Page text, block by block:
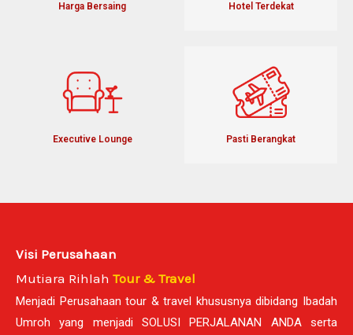
Harga Bersaing Hotel Terdekat
Executive Lounge Pasti Berangkat
Visi Perusahaan
Mutiara Rihlah Tour & Travel
Menjadi Perusahaan tour & travel khususnya dibidang Ibadah
Umroh yang menjadi SOLUSI PERJALANAN ANDA serta